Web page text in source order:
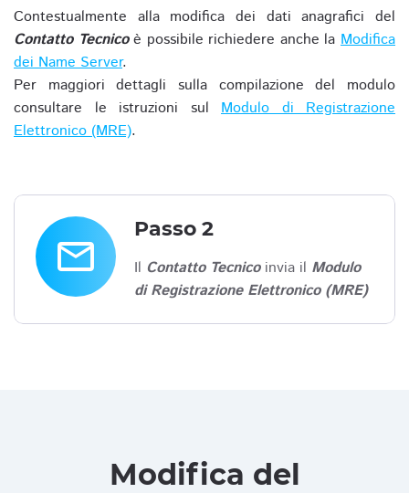
Contestualmente alla modifica dei dati anagrafici del
Contatto Tecnicoè possibile richiedere anche laModifica
dei Name Server.
Per maggiori dettagli sulla compilazione del modulo
consultare le istruzioni sul Modulo di Registrazione
Elettronico (MRE).
email
Passo 2
Il Contatto Tecnicoinvia il Modulo
di Registrazione Elettronico (MRE)
Modifica del